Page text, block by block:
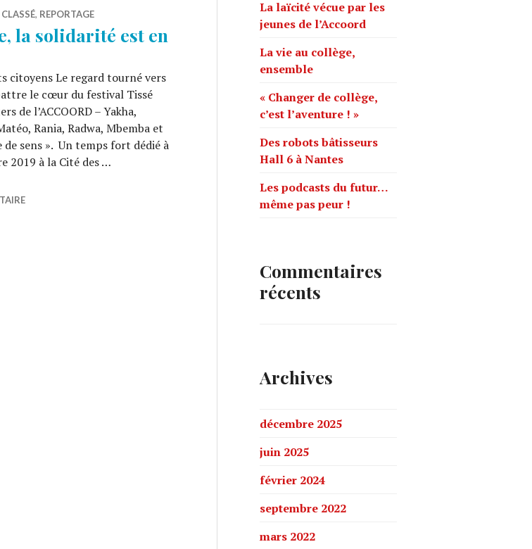
, REPORTAGE
la solidarité est en
citoyens Le regard tourné vers
le cœur du festival Tissé
de l’ACCOORD – Yakha,
Rania, Radwa, Mbemba et
sens ». Un temps fort dédié à
2019 à la Cité des …
e
r
:
La laïcité vécue par les
jeunes de l’Accoord
La vie au collège,
ensemble
« Changer de collège,
c’est l’aventure ! »
Des robots bâtisseurs
Hall 6 à Nantes
Les podcasts du futur…
même pas peur !
Commentaires
récents
Archives
décembre 2025
juin 2025
février 2024
septembre 2022
mars 2022